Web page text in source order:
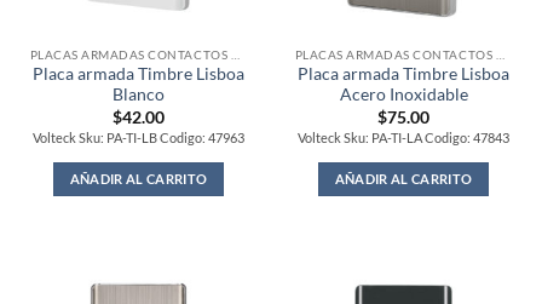
Placa armada Timbre Lisboa
Blanco
$42.00
Volteck Sku: PA-TI-LB Codigo: 47963
AÑADIR AL CARRITO
Placa armada Timbre Lisboa
Acero Inoxidable
$75.00
Volteck Sku: PA-TI-LA Codigo: 47843
AÑADIR AL CARRITO